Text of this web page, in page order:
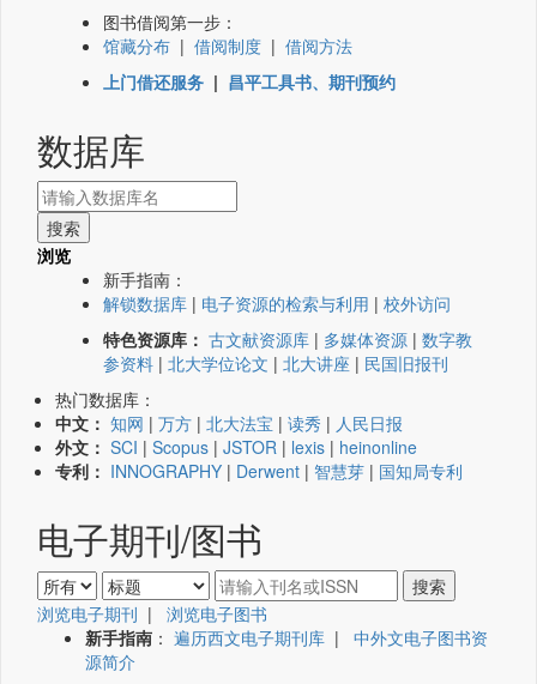
图书借阅第一步：
馆藏分布 | 借阅制度 | 借阅方法
上门借还服务 | 昌平工具书、期刊预约
数据库
浏览
新手指南：
解锁数据库 | 电子资源的检索与利用 | 校外访问
特色资源库： 古文献资源库 | 多媒体资源 | 数字教
参资料 | 北大学位论文 | 北大讲座 | 民国旧报刊
热门数据库：
中文： 知网 | 万方 | 北大法宝 | 读秀 | 人民日报
外文： SCI | Scopus | JSTOR | lexis | heinonline
专利： INNOGRAPHY | Derwent | 智慧芽 | 国知局专利
电子期刊/图书
浏览电子期刊 | 浏览电子图书
新手指南 ： 遍历西文电子期刊库 | 中外文电子图书资
源简介